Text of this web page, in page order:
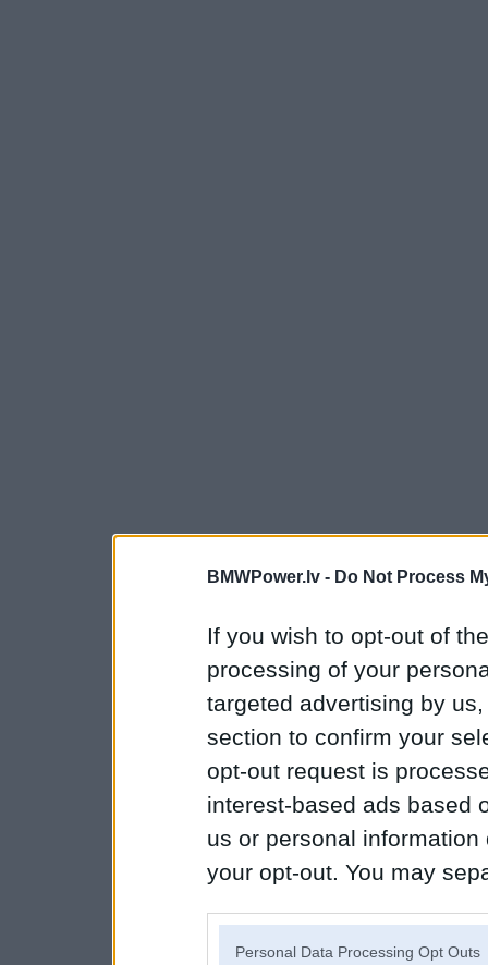
BMWPower.lv - Do Not Process
If you wish to opt-out of
processing of your
targeted advertising by
section to confirm your
opt-out request is
interest-based ads based
us or personal
your opt-out. You may
Personal Data Processing Opt Outs